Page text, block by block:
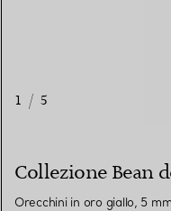
1 / 5
Collezione Bean
Orecchini in oro giallo, 5 mm